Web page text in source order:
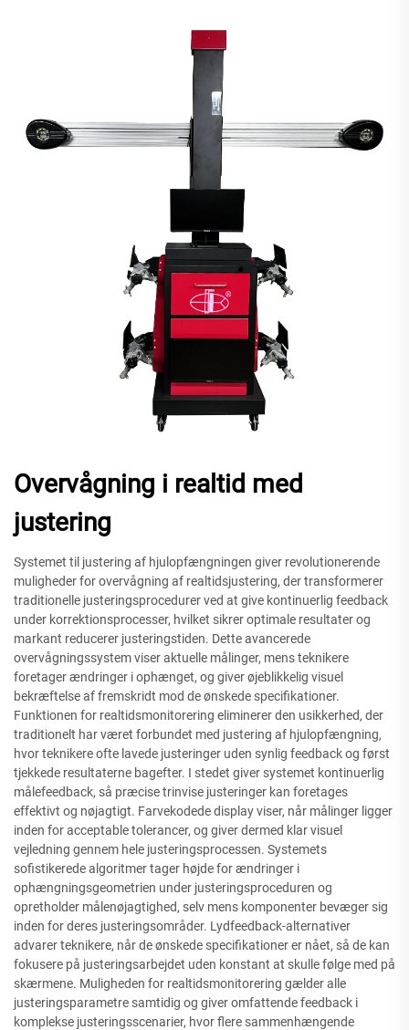
Overvågning i realtid med
justering
Systemet til justering af hjulopfængningen giver revolutionerende
muligheder for overvågning af realtidsjustering, der transformerer
traditionelle justeringsprocedurer ved at give kontinuerlig feedback
under korrektionsprocesser, hvilket sikrer optimale resultater og
markant reducerer justeringstiden. Dette avancerede
overvågningssystem viser aktuelle målinger, mens teknikere
foretager ændringer i ophænget, og giver øjeblikkelig visuel
bekræftelse af fremskridt mod de ønskede specifikationer.
Funktionen for realtidsmonitorering eliminerer den usikkerhed, der
traditionelt har været forbundet med justering af hjulopfængning,
hvor teknikere ofte lavede justeringer uden synlig feedback og først
tjekkede resultaterne bagefter. I stedet giver systemet kontinuerlig
målefeedback, så præcise trinvise justeringer kan foretages
effektivt og nøjagtigt. Farvekodede display viser, når målinger ligger
inden for acceptable tolerancer, og giver dermed klar visuel
vejledning gennem hele justeringsprocessen. Systemets
sofistikerede algoritmer tager højde for ændringer i
ophængningsgeometrien under justeringsproceduren og
opretholder målenøjagtighed, selv mens komponenter bevæger sig
inden for deres justeringsområder. Lydfeedback-alternativer
advarer teknikere, når de ønskede specifikationer er nået, så de kan
fokusere på justeringsarbejdet uden konstant at skulle følge med på
skærmene. Muligheden for realtidsmonitorering gælder alle
justeringsparametre samtidig og giver omfattende feedback i
komplekse justeringsscenarier, hvor flere sammenhængende